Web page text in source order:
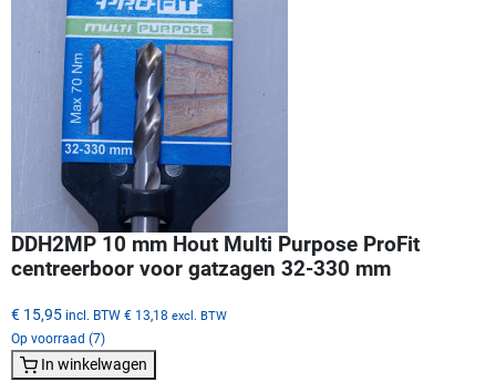
DDH2MP 10 mm Hout Multi Purpose ProFit
centreerboor voor gatzagen 32-330 mm
€ 15,95 incl. BTW € 13,18 excl. BTW
Op voorraad (7)
In winkelwagen